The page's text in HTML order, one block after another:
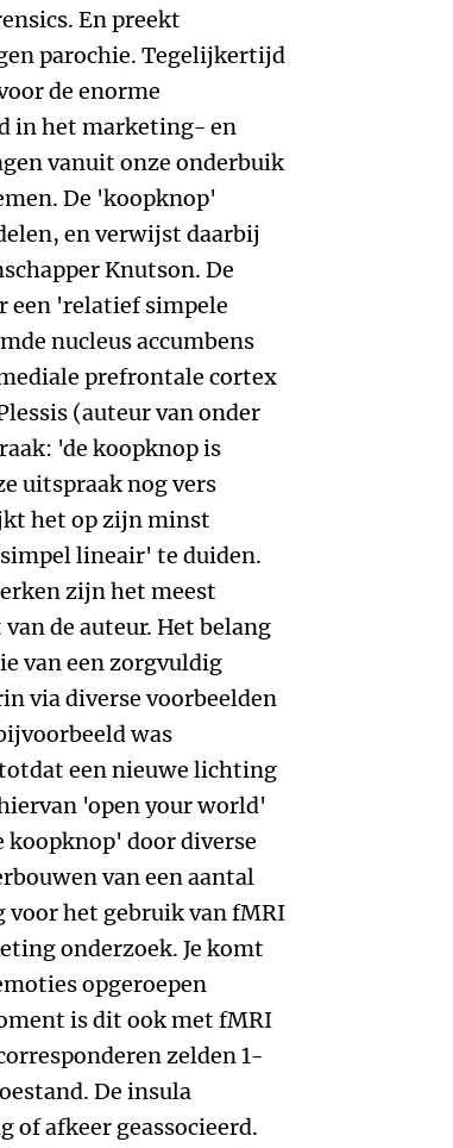
En preekt
parochie. Tegelijkertijd
de enorme
in het marketing- en
vanuit onze onderbuik
De 'koopknop'
en verwijst daarbij
Knutson. De
een 'relatief simpele
nucleus accumbens
prefrontale cortex
(auteur van onder
'de koopknop is
uitspraak nog vers
het op zijn minst
lineair' te duiden.
zijn het meest
de auteur. Het belang
van een zorgvuldig
via diverse voorbeelden
was
een nieuwe lichting
'open your world'
door diverse
van een aantal
voor het gebruik van fMRI
onderzoek. Je komt
opgeroepen
is dit ook met fMRI
zelden 1-
De insula
of afkeer geassocieerd.